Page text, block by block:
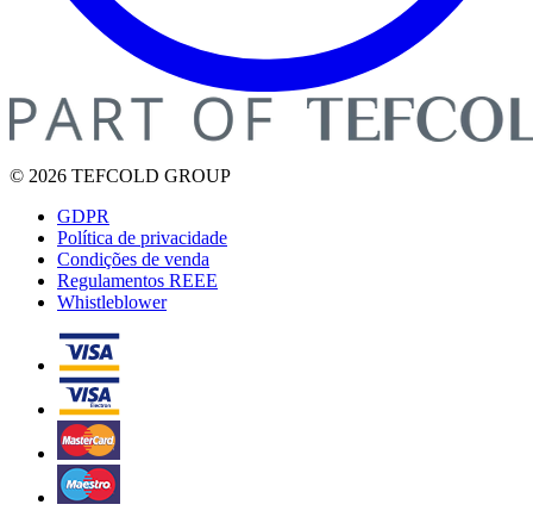
© 2026 TEFCOLD GROUP
GDPR
Política de privacidade
Condições de venda
Regulamentos REEE
Whistleblower